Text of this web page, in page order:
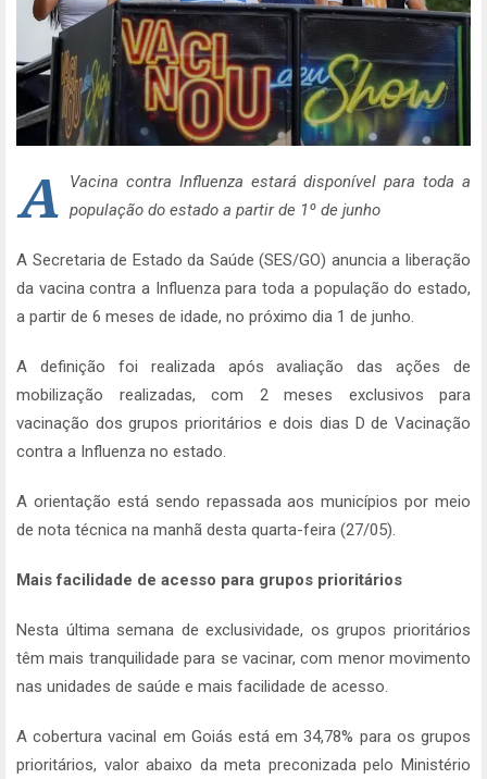
A
Vacina contra Influenza estará disponível para toda a
população do estado a partir de 1º de junho
A Secretaria de Estado da Saúde (SES/GO) anuncia a liberação
da vacina contra a Influenza para toda a população do estado,
a partir de 6 meses de idade, no próximo dia 1 de junho.
A definição foi realizada após avaliação das ações de
mobilização realizadas, com 2 meses exclusivos para
vacinação dos grupos prioritários e dois dias D de Vacinação
contra a Influenza no estado.
A orientação está sendo repassada aos municípios por meio
de nota técnica na manhã desta quarta-feira (27/05).
Mais facilidade de acesso para grupos prioritários
Nesta última semana de exclusividade, os grupos prioritários
têm mais tranquilidade para se vacinar, com menor movimento
nas unidades de saúde e mais facilidade de acesso.
A cobertura vacinal em Goiás está em 34,78% para os grupos
prioritários, valor abaixo da meta preconizada pelo Ministério